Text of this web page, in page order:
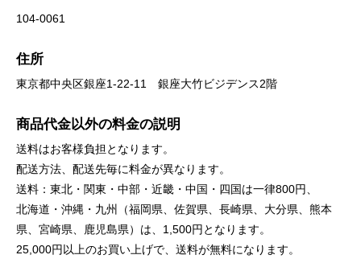
104-0061
住所
東京都中央区銀座1-22-11 銀座大竹ビジデンス2階
商品代金以外の料金の説明
送料はお客様負担となります。
配送方法、配送先毎に料金が異なります。
送料：東北・関東・中部・近畿・中国・四国は一律800円、
北海道・沖縄・九州（福岡県、佐賀県、長崎県、大分県、熊本
県、宮崎県、鹿児島県）は、1,500円となります。
25,000円以上のお買い上げで、送料が無料になります。